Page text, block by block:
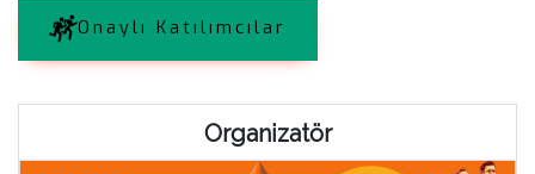
Onaylı Katılımcılar
Organizatör